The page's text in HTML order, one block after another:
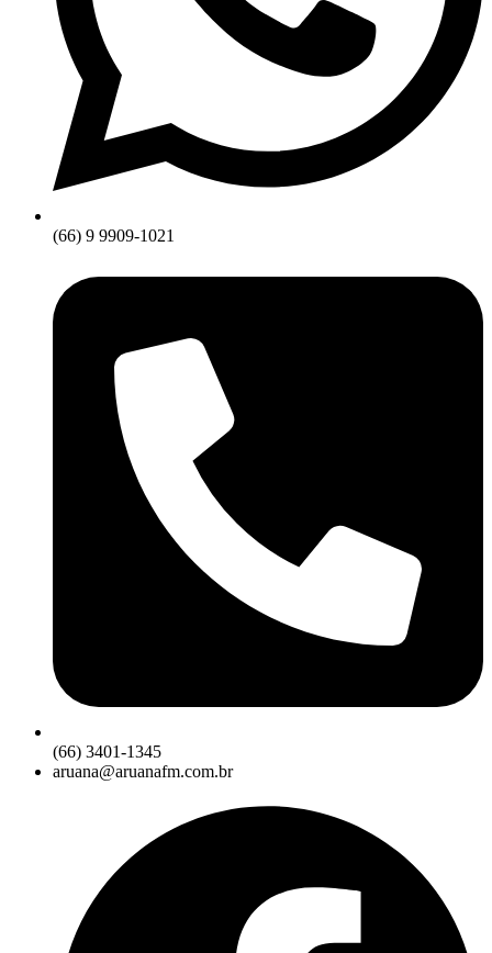
(66) 9 9909-1021
(66) 3401-1345
aruana@aruanafm.com.br